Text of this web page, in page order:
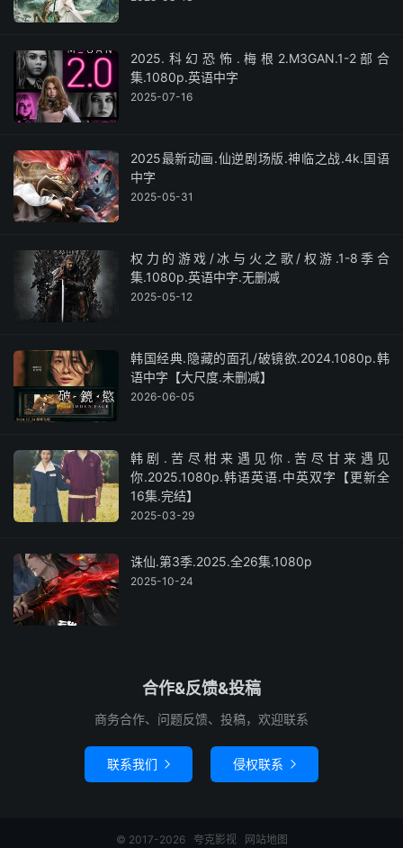
2025.科幻恐怖.梅根2.M3GAN.1-2部合
集.1080p.英语中字
2025-07-16
2025最新动画.仙逆剧场版.神临之战.4k.国语
中字
2025-05-31
权力的游戏/冰与火之歌/权游.1-8季合
集.1080p.英语中字.无删减
2025-05-12
韩国经典.隐藏的面孔/破镜欲.2024.1080p.韩
语中字【大尺度.未删减】
2026-06-05
韩剧.苦尽柑来遇见你.苦尽甘来遇见
你.2025.1080p.韩语英语.中英双字【更新全
16集.完结】
2025-03-29
诛仙.第3季.2025.全26集.1080p
2025-10-24
合作&反馈&投稿
商务合作、问题反馈、投稿，欢迎联系
联系我们  侵权联系 
© 2017-2026 夸克影视 网站地图